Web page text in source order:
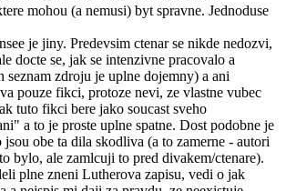
mohou (a nemusi) byt spravne. Jednoduse
je jiny. Predevsim ctenar se nikde nedozvi,
docte se, jak se intenzivne pracovalo a
seznam zdroju je uplne dojemny) a ani
pouze fikci, protoze nevi, ze vlastne vubec
tuto fikci bere jako soucast sveho
a to je proste uplne spatne. Dost podobne je
obe ta dila skodliva (a to zamerne - autori
bylo, ale zamlcuji to pred divakem/ctenare).
plne zneni Lutherova zapisu, vedi o jak